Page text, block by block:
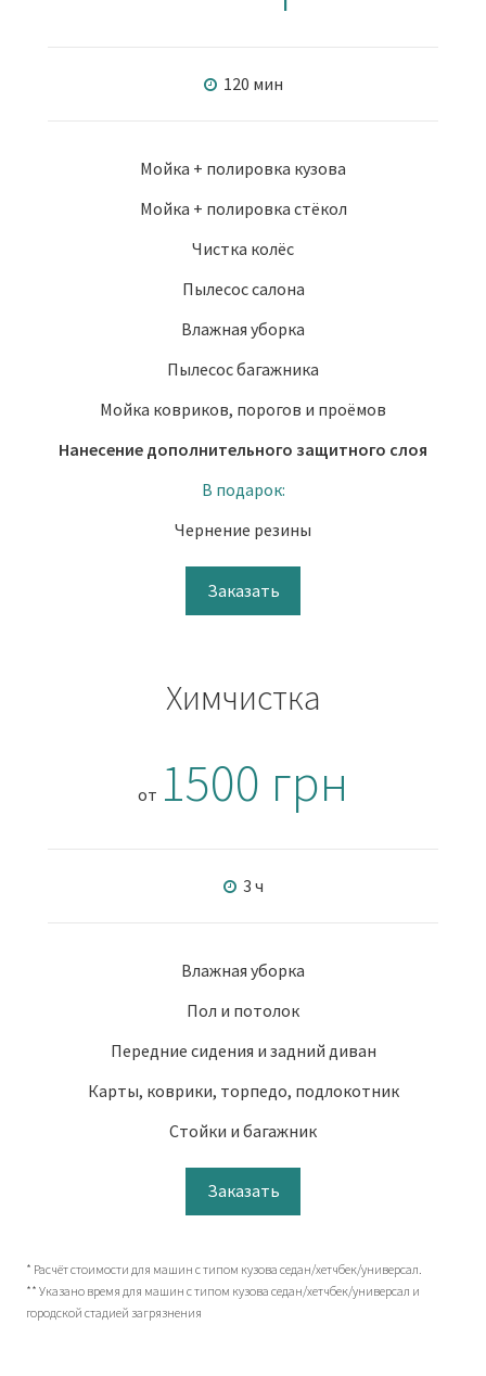
120 мин
Мойка + полировка кузова
Мойка + полировка стёкол
Чистка колёс
Пылесос салона
Влажная уборка
Пылесос багажника
Мойка ковриков, порогов и проёмов
Нанесение дополнительного защитного слоя
В подарок:
Чернение резины
Заказать
Химчистка
от 1500 грн
3 ч
Влажная уборка
Пол и потолок
Передние сидения и задний диван
Карты, коврики, торпедо, подлокотник
Стойки и багажник
Заказать
* Расчёт стоимости для машин с типом кузова седан/хетчбек/универсал.
** Указано время для машин с типом кузова седан/хетчбек/универсал и
городской стадией загрязнения